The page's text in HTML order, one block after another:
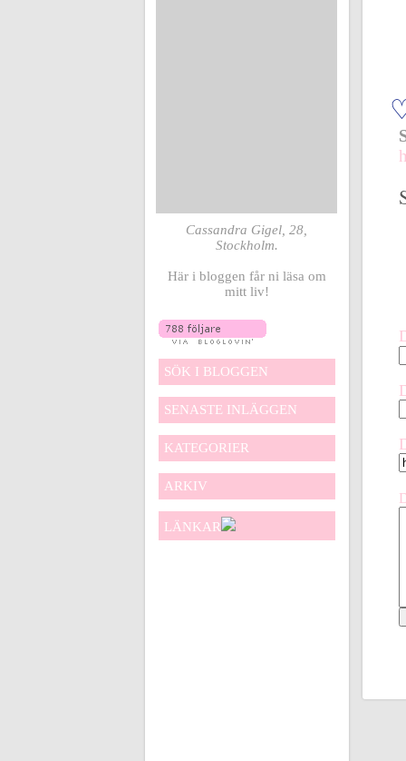
Cassandra Gigel, 28,
Stockholm.
Här i bloggen får ni läsa om
mitt liv!
SÖK I BLOGGEN
SENASTE INLÄGGEN
KATEGORIER
ARKIV
LÄNKAR